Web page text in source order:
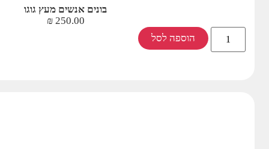
בונים אנשים מעץ גוגו
250.00
₪
הוספה לסל